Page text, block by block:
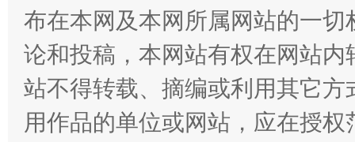
布在本网及本网所属网站的一
论和投稿，本网站有权在网站
站不得转载、摘编或利用其它
用作品的单位或网站，应在授